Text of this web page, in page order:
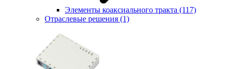
Элементы коаксиального тракта (117)
Отраслевые решения (1)